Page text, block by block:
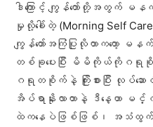
ဒါကြောင့် ကျွန်တော်တို့အတွက် မ
မှုလို့ခေါ်တဲ့ (Morning Self
ကျွန်တော်အကြံပြုလိုတာကတော့ မ
တစ်ခုပေးပြီး မိမိကိုယ်ကိုဂရုစိုက်
ဂရုတစိုက်နဲ့ ကြိုးစားပြီး လုပ်ဆ
အိပ်ရာနိုးလာတာနဲ့ ဒီနေ့ဟာ မင်္ဂ
ထဲကနေပဲဖြစ်ဖြစ်၊ အသံထွက်ပ